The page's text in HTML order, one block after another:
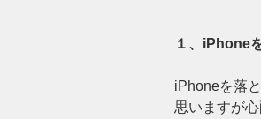
１、iPhone
iPhoneを落
思いますが